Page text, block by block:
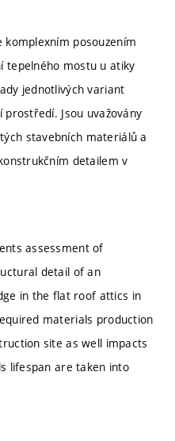
komplexním posouzením
tepelného mostu u atiky
jednotlivých variant
Jsou uvažovány
stavebních materiálů a
detailem v
assessment of
detail of an
in the flat roof attics in
materials production
site as well impacts
lifespan are taken into